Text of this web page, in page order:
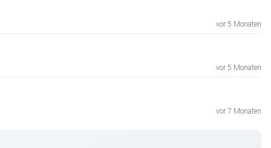
vor 5 Monaten
vor 5 Monaten
vor 7 Monaten